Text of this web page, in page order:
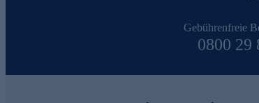
Gebührenfreie
0800 29